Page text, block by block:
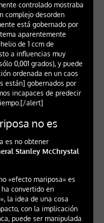
controlado mostraba
complejo desorden
está gobernado por
aparentemente
de 1 ccm de
a influencias muy
0,001 grados), y puede
ordenada en un caos
están] gobernados por
incapaces de predecir
alert]
no es
es no obtener
Stanley McChrystal
«efecto mariposa» es
convertido en
la idea de una cosa
con la implicación
puede ser manipulada